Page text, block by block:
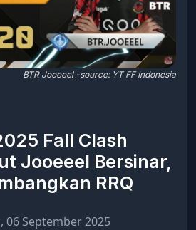
BTR Jooeeel -source: YT FF Indonesia
Fall Clash
Jooeeel Bersinar,
RRQ
06 September 2025